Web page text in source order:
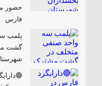
حضور
فارس
پلمب
گشت